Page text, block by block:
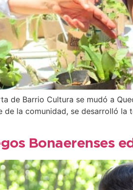
de Barrio Cultura se mudó a
la comunidad, se desarrolló la
Bonaerenses